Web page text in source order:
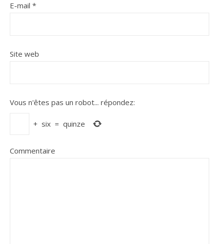
E-mail *
Site web
Vous n'êtes pas un robot... répondez:
+ six = quinze
Commentaire